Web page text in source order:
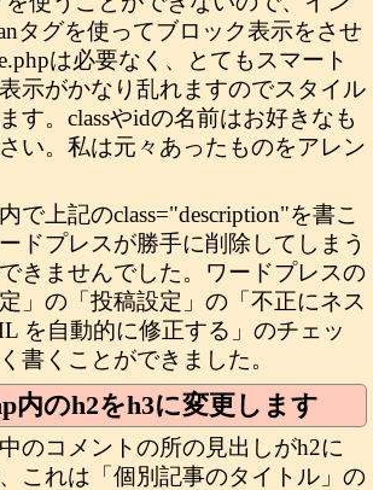
タグを使ってブロック表示をさせ
は必要なく、とてもスマート
示がかなり乱れますのでスタイル
す。classやidの名前はお好きなも
い。私は元々あったものをアレン
で上記のclass="description"を書こ
ドプレスが勝手に削除してしまう
きませんでした。ワードプレスの
」の「投稿設定」の「不正にネス
を自動的に修正する」のチェッ
書くことができました。
内のh2をh3に変更します
のコメントの所の見出しがh2に
これは「個別記事のタイトル」の